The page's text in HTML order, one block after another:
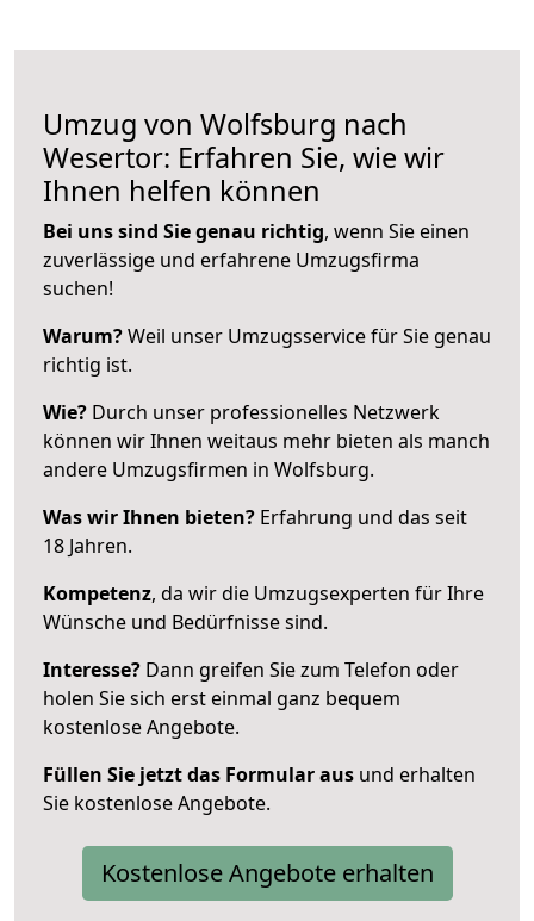
Umzug von Wolfsburg nach
Wesertor: Erfahren Sie, wie wir
Ihnen helfen können
Bei uns sind Sie genau richtig, wenn Sie einen
zuverlässige und erfahrene Umzugsfirma
suchen!
Warum?Weil unser Umzugsservice für Sie genau
richtig ist.
Wie? Durch unser professionelles Netzwerk
können wir Ihnen weitaus mehr bieten als manch
andere Umzugsfirmen in Wolfsburg.
Was wir Ihnen bieten? Erfahrung und das seit
18 Jahren.
Kompetenz, da wir die Umzugsexperten für Ihre
Wünsche und Bedürfnisse sind.
Interesse? Dann greifen Sie zum Telefon oder
holen Sie sich erst einmal ganz bequem
kostenlose Angebote.
Füllen Sie jetzt das Formular aus und erhalten
Sie kostenlose Angebote.
Kostenlose Angebote erhalten